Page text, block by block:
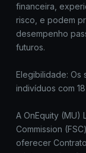
financeira,
risco, e podem
desempenho
futuros.
Elegibilidade: Os
indivíduos com
A OnEquity (MU)
Commission
oferecer